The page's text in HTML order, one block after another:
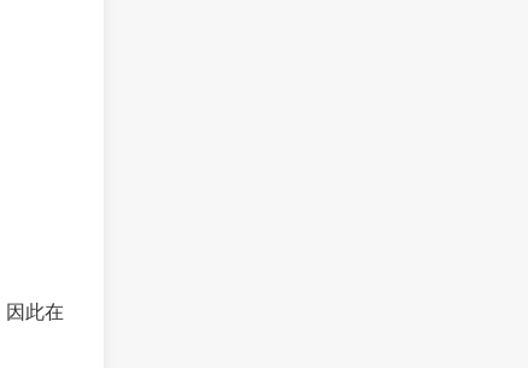
因此在